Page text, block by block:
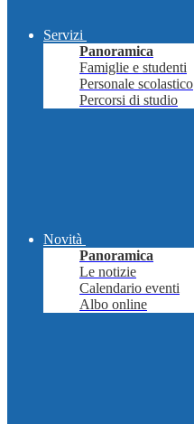
Servizi
Panoramica
Famiglie e studenti
Personale scolastico
Percorsi di studio
Novità
Panoramica
Le notizie
Calendario eventi
Albo online